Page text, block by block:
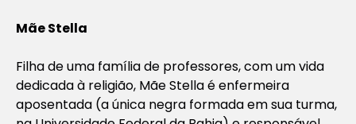
Mãe Stella
Filha de uma família de professores, com um vida
dedicada à religião, Mãe Stella é enfermeira
aposentada (a única negra formada em sua turma,